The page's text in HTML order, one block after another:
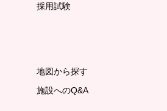
採用試験
地図から探す
施設へのQ&A